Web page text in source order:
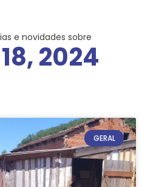
e novidades sobre
2024
GERAL